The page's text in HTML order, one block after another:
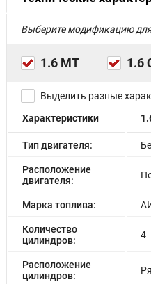
Выберите модификацию
1.6 MT 1.6
Выделить разные
Характеристики
Тип двигателя:
Расположение
двигателя:
Марка топлива:
Количество
цилиндров:
4
Расположение
цилиндров: